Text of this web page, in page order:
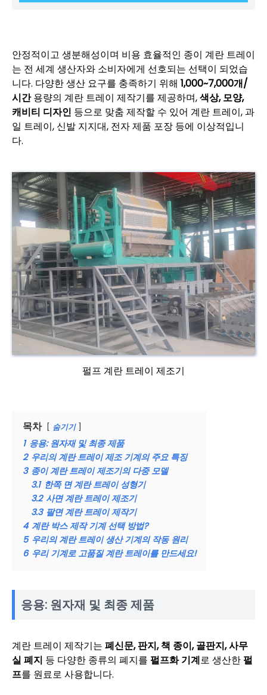
안정적이고 생분해성이며 비용 효율적인 종이 계란 트레이
는 전 세계 생산자와 소비자에게 선호되는 선택이 되었습
니다. 다양한 생산 요구를 충족하기 위해 1,000~7,000개/
시간용량의 계란 트레이 제작기를 제공하며,색상, 모양,
캐비티 디자인 등으로 맞춤 제작할 수 있어 계란 트레이, 과
일 트레이, 신발 지지대, 전자 제품 포장 등에 이상적입니
다.
펄프 계란 트레이 제조기
목차 숨기기
1 응용: 원자재 및 최종 제품
2 우리의 계란 트레이 제조 기계의 주요 특징
3 종이 계란 트레이 제조기의 다중 모델
3.1 한쪽 면 계란 트레이 성형기
3.2 사면 계란 트레이 제조기
3.3 팔면 계란 트레이 제작기
4 계란 박스 제작 기계 선택 방법?
5 우리의 계란 트레이 생산 기계의 작동 원리
6 우리 기계로 고품질 계란 트레이를 만드세요!
응용: 원자재 및 최종 제품
계란 트레이 제작기는 폐신문, 판지, 책 종이, 골판지, 사무
실 폐지 등 다양한 종류의 폐지를 펄프화 기계로 생산한 펄
프를 원료로 사용합니다.